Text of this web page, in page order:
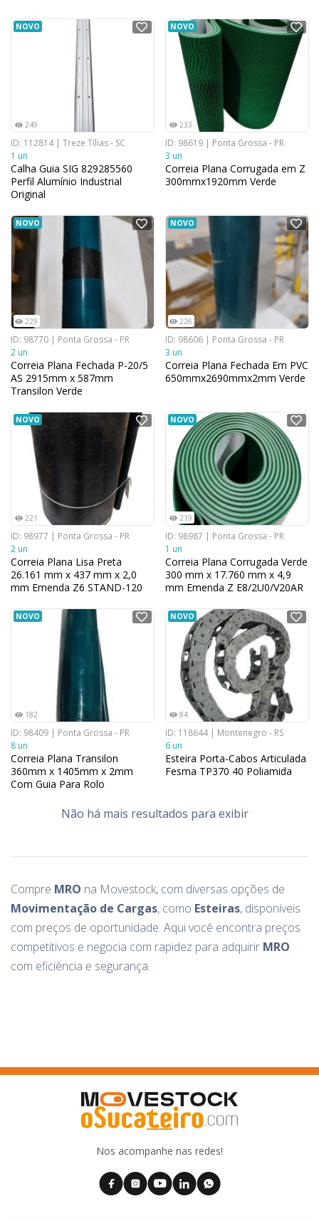
NOVO
249
ID: 112814 | Treze Tílias - SC
1 un
Calha Guia SIG 829285560
Perfil Alumínio Industrial
Original
NOVO
233
ID: 98619 | Ponta Grossa - PR
3 un
Correia Plana Corrugada em Z
300mmx1920mm Verde
NOVO
229
ID: 98770 | Ponta Grossa - PR
2 un
Correia Plana Fechada P-20/5
AS 2915mm x 587mm
Transilon Verde
NOVO
226
ID: 98606 | Ponta Grossa - PR
3 un
Correia Plana Fechada Em PVC
650mmx2690mmx2mm Verde
NOVO
221
ID: 98977 | Ponta Grossa - PR
2 un
Correia Plana Lisa Preta
26.161 mm x 437 mm x 2,0
mm Emenda Z6 STAND-120
NOVO
219
ID: 98987 | Ponta Grossa - PR
1 un
Correia Plana Corrugada Verde
300 mm x 17.760 mm x 4,9
mm Emenda Z E8/2U0/V20AR
NOVO
182
ID: 98409 | Ponta Grossa - PR
8 un
Correia Plana Transilon
360mm x 1405mm x 2mm
Com Guia Para Rolo
NOVO
84
ID: 118644 | Montenegro - RS
6 un
Esteira Porta-Cabos Articulada
Fesma TP370 40 Poliamida
Não há mais resultados para exibir
Compre MRO na Movestock, com diversas opções de
Movimentação de Cargas, como Esteiras, disponíveis
com preços de oportunidade. Aqui você encontra preços
competitivos e negocia com rapidez para adquirir MRO
com eficiência e segurança.
Nos acompanhe nas redes!